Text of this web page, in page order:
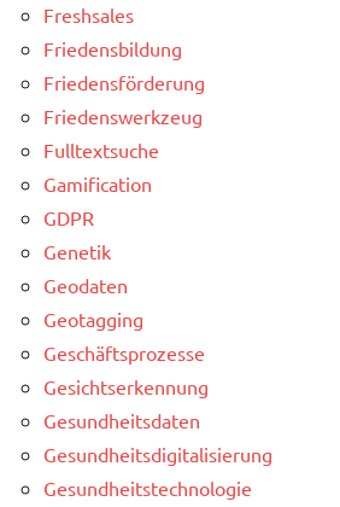
Freshsales
Friedensbildung
Friedensförderung
Friedenswerkzeug
Fulltextsuche
Gamification
GDPR
Genetik
Geodaten
Geotagging
Geschäftsprozesse
Gesichtserkennung
Gesundheitsdaten
Gesundheitsdigitalisierung
Gesundheitstechnologie